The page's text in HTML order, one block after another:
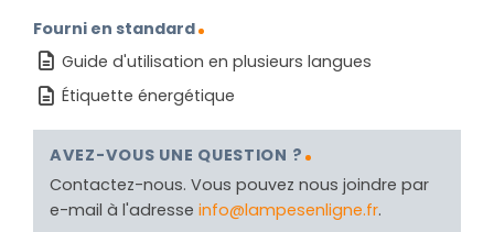
Fourni en standard
Guide d'utilisation en plusieurs langues
Étiquette énergétique
AVEZ-VOUS UNE QUESTION ?
Contactez-nous. Vous pouvez nous joindre par
e-mail à l'adresse info@lampesenligne.fr.